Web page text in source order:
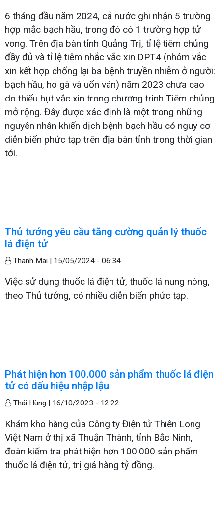
6 tháng đầu năm 2024, cả nước ghi nhận 5 trường
hợp mắc bạch hầu, trong đó có 1 trường hợp tử
vong. Trên địa bàn tỉnh Quảng Trị, tỉ lệ tiêm chủng
đầy đủ và tỉ lệ tiêm nhắc vắc xin DPT4 (nhóm vắc
xin kết hợp chống lại ba bệnh truyền nhiễm ở người:
bạch hầu, ho gà và uốn ván) năm 2023 chưa cao
do thiếu hụt vắc xin trong chương trình Tiêm chủng
mở rộng. Đây được xác định là một trong những
nguyên nhân khiến dịch bệnh bạch hầu có nguy cơ
diễn biến phức tạp trên địa bàn tỉnh trong thời gian
tới.
Thủ tướng yêu cầu tăng cường quản lý thuốc
lá điện tử
Thanh Mai | 15/05/2024 - 06:34
Việc sử dụng thuốc lá điện tử, thuốc lá nung nóng,
theo Thủ tướng, có nhiều diễn biến phức tạp.
Phát hiện hơn 100.000 sản phẩm thuốc lá điện
tử có dấu hiệu nhập lậu
Thái Hùng | 16/10/2023 - 12:22
Khám kho hàng của Công ty Điện tử Thiên Long
Việt Nam ở thị xã Thuận Thành, tỉnh Bắc Ninh,
đoàn kiểm tra phát hiện hơn 100.000 sản phẩm
thuốc lá điện tử, trị giá hàng tỷ đồng.